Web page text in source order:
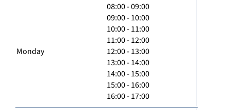
Monday
08:00 - 09:00
09:00 - 10:00
10:00 - 11:00
11:00 - 12:00
12:00 - 13:00
13:00 - 14:00
14:00 - 15:00
15:00 - 16:00
16:00 - 17:00